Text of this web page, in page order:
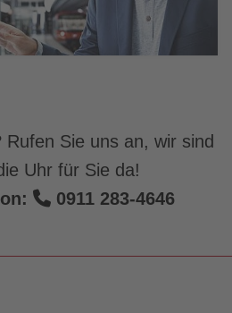
Sie uns an, wir sind
Uhr für Sie da!
0911 283-4646